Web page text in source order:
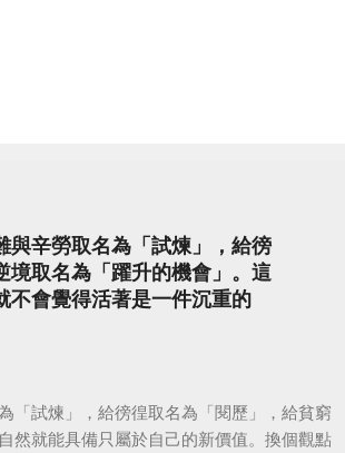
與辛勞取名為「試煉」，給徬
境取名為「躍升的機會」。這
不會覺得活著是一件沉重的
「試煉」，給徬徨取名為「閱歷」，給貧窮
然就能具備只屬於自己的新價值。換個觀點